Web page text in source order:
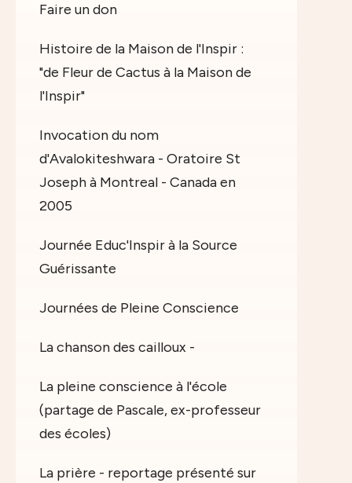
Faire un don
Histoire de la Maison de l'Inspir :
"de Fleur de Cactus à la Maison de
l'Inspir"
Invocation du nom
d'Avalokiteshwara - Oratoire St
Joseph à Montreal - Canada en
2005
Journée Educ'Inspir à la Source
Guérissante
Journées de Pleine Conscience
La chanson des cailloux -
La pleine conscience à l'école
(partage de Pascale, ex-professeur
des écoles)
La prière - reportage présenté sur